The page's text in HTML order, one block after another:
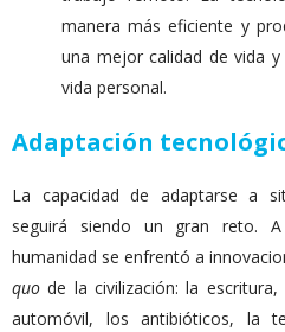
manera más eficiente y
una mejor calidad de vida
vida personal.
Adaptación
La capacidad de adaptarse a
seguirá siendo un gran reto.
humanidad se enfrentó a
quo de la civilización: la
automóvil, los antibióticos, la